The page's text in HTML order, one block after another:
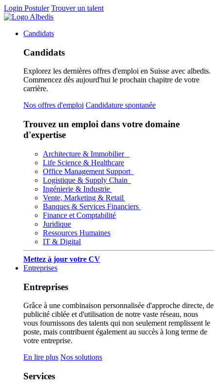
Login Postuler Trouver un talent
Candidats
Candidats
Explorez les dernières offres d'emploi en Suisse avec albedis.
Commencez dès aujourd'hui le prochain chapitre de votre
carrière.
Nos offres d'emploi Candidature spontanée
Trouvez un emploi dans votre domaine
d'expertise
Architecture & Immobilier
Life Science & Healthcare
Office Management Support
Logistique & Supply Chain
Ingénierie & Industrie
Vente, Marketing & Retail
Banques & Services Financiers
Finance et Comptabilité
Juridique
Ressources Humaines
IT & Digital
Mettez à jour votre CV
Entreprises
Entreprises
Grâce à une combinaison personnalisée d'approche directe, de
publicité ciblée et d'utilisation de notre vaste réseau, nous
vous fournissons des talents qui non seulement remplissent le
poste, mais contribuent également au succès à long terme de
votre entreprise.
En lire plus Nos solutions
Services